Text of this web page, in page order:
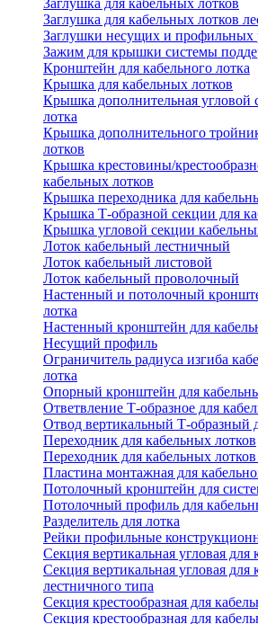
Заглушка для кабельных лотков
Заглушка для кабельных лотков
Заглушки несущих и профильных
Зажим для крышки системы
Кронштейн для кабельного лотка
Крышка для кабельных лотков
Крышка дополнительная угловой
лотка
Крышка дополнительного
лотков
Крышка крестовины/
кабельных лотков
Крышка переходника для
Крышка Т-образной секции для
Крышка угловой секции
Лоток кабельный лестничный
Лоток кабельный листовой
Лоток кабельный проволочный
Настенный и потолочный
лотка
Настенный кронштейн для
Несущий профиль
Ограничитель радиуса изгиба
лотка
Опорный кронштейн для
Ответвление Т-образное для
Отвод вертикальный Т-образный
Переходник для кабельных лотков
Переходник для кабельных
Пластина монтажная для
Потолочный кронштейн для
Потолочный профиль для
Разделитель для лотка
Рейки профильные
Секция вертикальная угловая для
Секция вертикальная угловая для
лестничного типа
Секция крестообразная для
Секция крестообразная для